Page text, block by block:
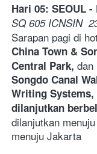
Hari 05: SEOUL -
SQ 605 ICNSIN
Sarapan pagi di
China Town &
Central Park, dan
Songdo Canal
Writing Systems,
dilanjutkan
dilanjutkan
menuju Jakarta